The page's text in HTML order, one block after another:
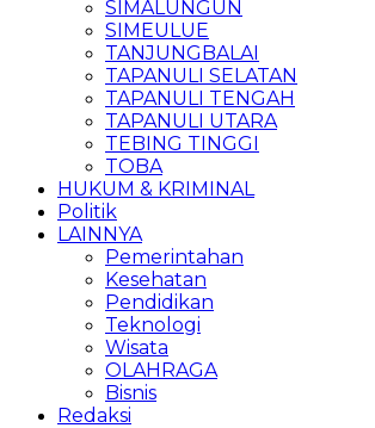
SIMALUNGUN
SIMEULUE
TANJUNGBALAI
TAPANULI SELATAN
TAPANULI TENGAH
TAPANULI UTARA
TEBING TINGGI
TOBA
HUKUM & KRIMINAL
Politik
LAINNYA
Pemerintahan
Kesehatan
Pendidikan
Teknologi
Wisata
OLAHRAGA
Bisnis
Redaksi